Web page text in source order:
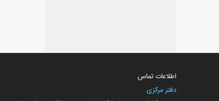
اطلاعات تماس
دفتر مرکزی